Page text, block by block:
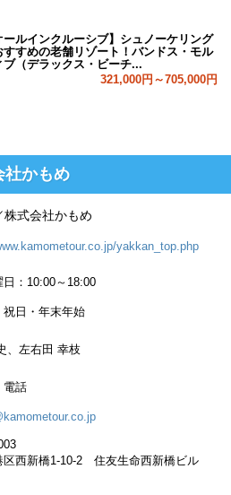
ールインクルーシブ】シュノーケリング
すすめの老舗リゾート！バンドス・モル
ブ（デラックス・ビーチ...
321,000円～705,000円
社かもめ
株式会社かもめ
yakkan_top.php
日：10:00～18:00
祝日・年末年始
、左右田 幸枝
電話
区西新橋1-10-2 住友生命西新橋ビル